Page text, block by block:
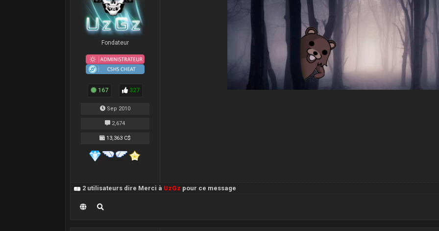
Fondateur
167 327
Sep 2010
2,674
13,363 C$
2 utilisateurs dire Merci à UzGz pour ce message